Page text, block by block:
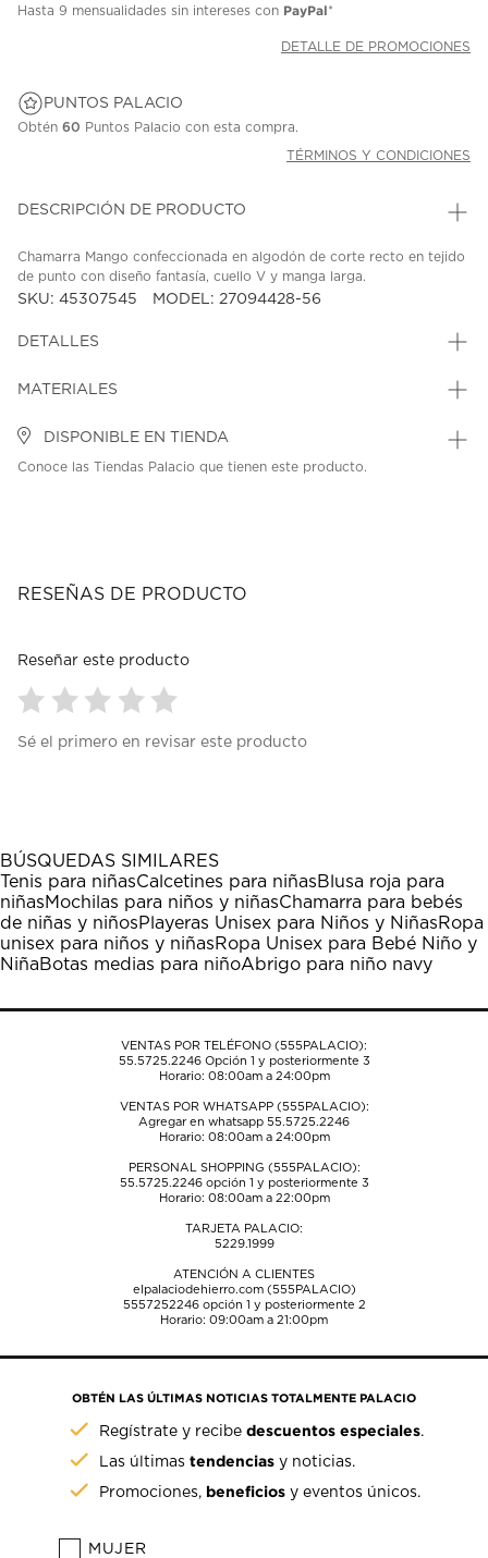
Hasta 9 mensualidades sin intereses con PayPal*
DETALLE DE PROMOCIONES
PUNTOS PALACIO
Obtén 60 Puntos Palacio con esta compra.
TÉRMINOS Y CONDICIONES
DESCRIPCIÓN DE PRODUCTO
Chamarra Mango confeccionada en algodón de corte recto en tejido
de punto con diseño fantasía, cuello V y manga larga.
SKU: 45307545 MODEL: 27094428-56
DETALLES
MATERIALES
DISPONIBLE EN TIENDA
Conoce las Tiendas Palacio que tienen este producto.
RESEÑAS DE PRODUCTO
Reseñar este producto
para
1
estrella
Esta
acción
abrirá
el
formulario
envío.
para
estrellas.
Esta
acción
abrirá
el
formulario
envío.
para
estrellas.
Esta
acción
abrirá
el
formulario
envío.
para
estrellas.
Esta
acción
abrirá
el
formulario
envío.
para
estrellas.
Esta
acción
abrirá
el
formulario
envío.
Sé el primero en revisar este producto
BÚSQUEDAS SIMILARES
Tenis para niñasCalcetines para niñasBlusa roja para
niñasMochilas para niños y niñasChamarra para bebés
de niñas y niñosPlayeras Unisex para Niños y NiñasRopa
unisex para niños y niñasRopa Unisex para Bebé Niño y
NiñaBotas medias para niñoAbrigo para niño navy
VENTAS POR TELÉFONO (555PALACIO):
55.5725.2246Opción 1 y posteriormente 3
Horario: 08:00am a 24:00pm
VENTAS POR WHATSAPP (555PALACIO):
Agregar en whatsapp 55.5725.2246
Horario: 08:00am a 24:00pm
PERSONAL SHOPPING (555PALACIO):
55.5725.2246opción 1 y posteriormente 3
Horario: 08:00am a 22:00pm
TARJETA PALACIO:
5229.1999
ATENCIÓN A CLIENTES
elpalaciodehierro.com (555PALACIO)
5557252246opción 1 y posteriormente 2
Horario: 09:00am a 21:00pm
OBTÉN LAS ÚLTIMAS NOTICIAS TOTALMENTE PALACIO
Regístrate y recibedescuentos especiales.
Las últimastendencias y noticias.
Promociones, beneficios y eventos únicos.
MUJER